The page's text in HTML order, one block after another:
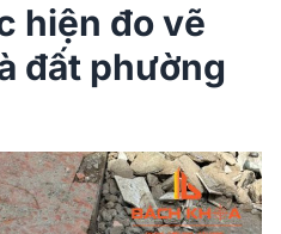
hiện đo vẽ
đất phường